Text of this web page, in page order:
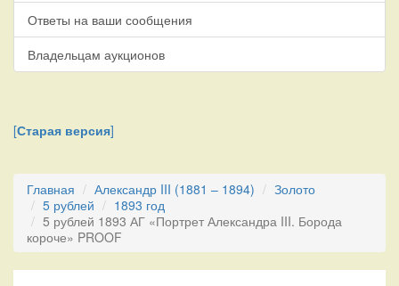
Ответы на ваши сообщения
Владельцам аукционов
[Старая версия]
Главная Александр III (1881 – 1894)
Золото
5 рублей
1893 год
5 рублей 1893 АГ «Портрет Александра III. Борода
короче» PROOF